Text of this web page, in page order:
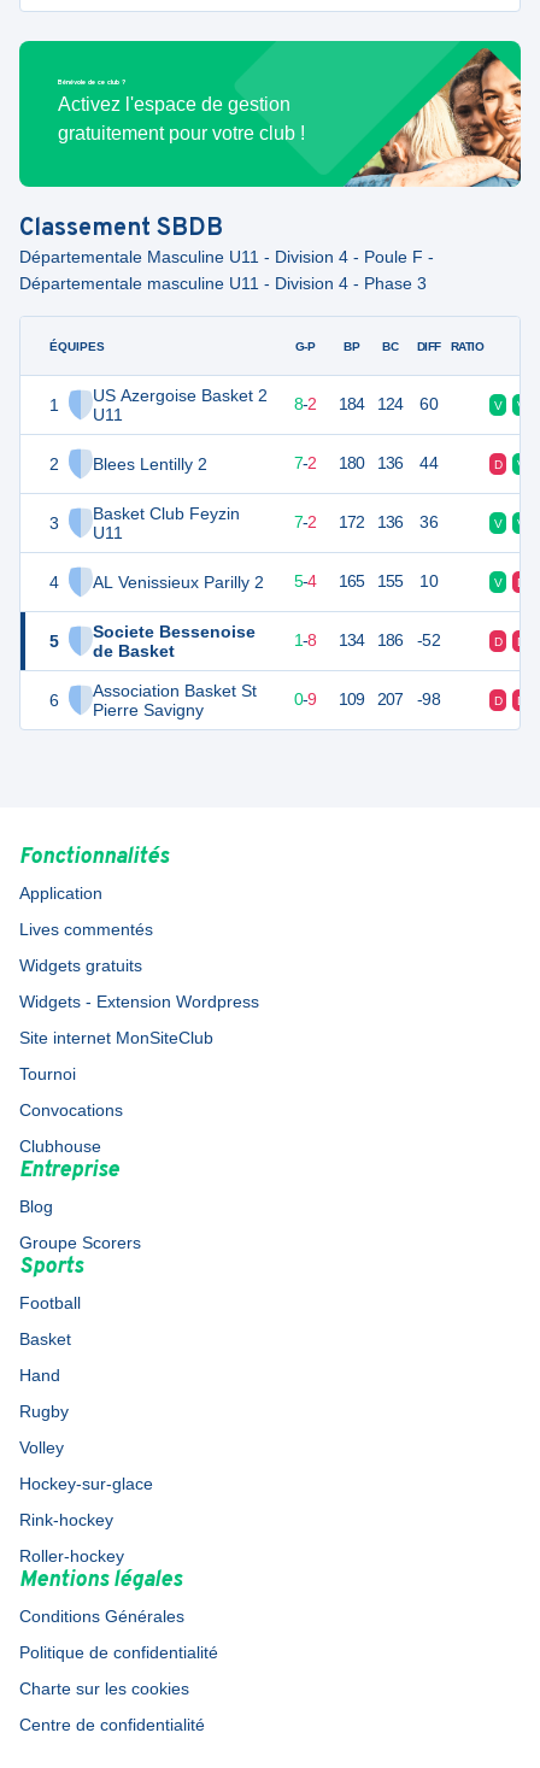
Bénévole de ce club ?
Activez l'espace de gestion
gratuitement pour votre club !
Classement SBDB
Départementale Masculine U11 - Division 4 - Poule F -
Départementale masculine U11 - Division 4 - Phase 3
ÉQUIPES
1
US Azergoise Basket 2
U11
2 Blees Lentilly 2
3
Basket Club Feyzin
U11
4 AL Venissieux Parilly 2
5
Societe Bessenoise
de Basket
6
Association Basket St
Pierre Savigny
G-P BP BC DIFF RATIO
26 10 8-2 184 124 60 V V
7-2 180 136 44 D V
23 7-2 172 136 36 V V
21 10 5-4 165 155 10 V D
13 10 1-8 134 186 -52 D D
11 10 0-9 109 207 -98 D D
Fonctionnalités
Application
Lives commentés
Widgets gratuits
Widgets - Extension Wordpress
Site internet MonSiteClub
Tournoi
Convocations
Clubhouse
Entreprise
Blog
Groupe Scorers
Sports
Football
Basket
Hand
Rugby
Volley
Hockey-sur-glace
Rink-hockey
Roller-hockey
Mentions légales
Conditions Générales
Politique de confidentialité
Charte sur les cookies
Centre de confidentialité